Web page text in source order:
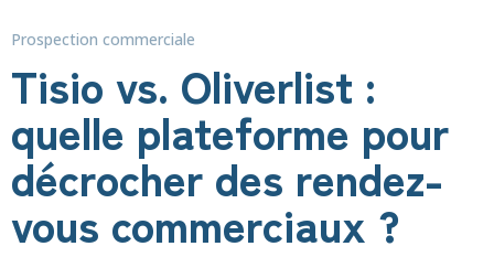
Prospection commerciale
Tisio vs. Oliverlist :
quelle plateforme pour
décrocher des rendez-
vous commerciaux ?